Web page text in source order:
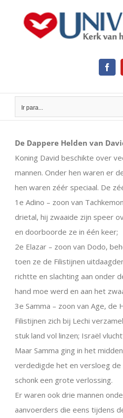
Ir para...
Larger
Image
De Dappere Helden van
Koning David beschikte over
mannen. Onder hen waren er
hen waren zéér speciaal. De
1e Adino – zoon van
drietal, hij zwaaide zijn speer
en doorboorde ze in één keer;
2e Elazar – zoon van Dodo,
toen ze de Filistijnen
richtte en slachting aan onder
hand moe werd en aan het
3e Samma – zoon van Age, de
Filistijnen zich bij Lechi
stuk land vol linzen; Israël
Maar Samma ging in het
verdedigde het en versloeg de
schonk een grote verlossing.
Er waren ook drie mannen
aanvoerders die eens tijdens